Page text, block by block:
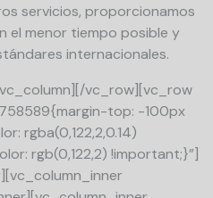
servicios, proporcionamos
el menor tiempo posible y
internacionales.
vc_row][vc_row
top: -100px
rgba(0,122,2,0.14)
rgb(0,122,2) !important;}”]